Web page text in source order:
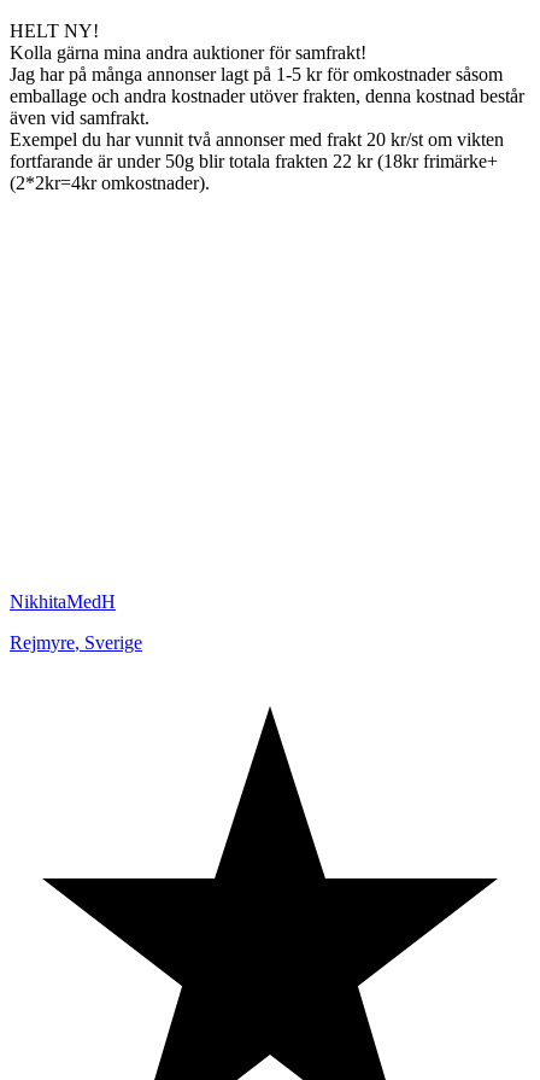
HELT NY!
Kolla gärna mina andra auktioner för samfrakt!
Jag har på många annonser lagt på 1-5 kr för omkostnader såsom
emballage och andra kostnader utöver frakten, denna kostnad består
även vid samfrakt.
Exempel du har vunnit två annonser med frakt 20 kr/st om vikten
fortfarande är under 50g blir totala frakten 22 kr (18kr frimärke+
(2*2kr=4kr omkostnader).
NikhitaMedH
Rejmyre, Sverige